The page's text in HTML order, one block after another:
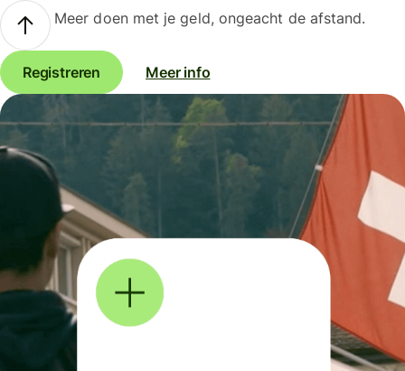
Meer doen met je geld, ongeacht de afstand.
Registreren Meer info